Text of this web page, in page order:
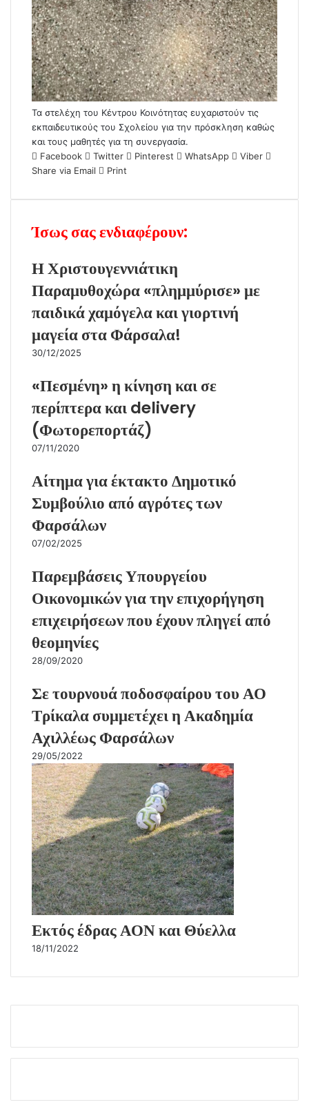
Τα στελέχη του Κέντρου Κοινότητας ευχαριστούν τις
εκπαιδευτικούς του Σχολείου για την πρόσκληση καθώς
και τους μαθητές για τη συνεργασία.
Facebook
Twitter Pinterest WhatsApp
Viber
Share via Email
Print
Ίσως σας ενδιαφέρουν:
Η Χριστουγεννιάτικη
Παραμυθοχώρα «πλημμύρισε» με
παιδικά χαμόγελα και γιορτινή
μαγεία στα Φάρσαλα!
30/12/2025
«Πεσμένη» η κίνηση και σε
περίπτερα και delivery
(Φωτορεπορτάζ)
07/11/2020
Αίτημα για έκτακτο Δημοτικό
Συμβούλιο από αγρότες των
Φαρσάλων
07/02/2025
Παρεμβάσεις Υπουργείου
Οικονομικών για την επιχορήγηση
επιχειρήσεων που έχουν πληγεί από
θεομηνίες
28/09/2020
Σε τουρνουά ποδοσφαίρου του ΑΟ
Τρίκαλα συμμετέχει η Ακαδημία
Αχιλλέως Φαρσάλων
29/05/2022
Εκτός έδρας ΑΟΝ και Θύελλα
18/11/2022